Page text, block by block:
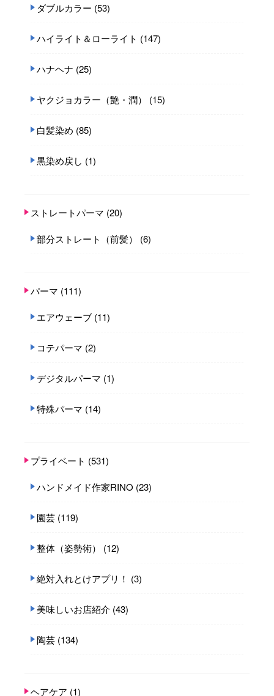
ダブルカラー (53)
ハイライト＆ローライト (147)
ハナヘナ (25)
ヤクジョカラー（艶・潤） (15)
白髪染め (85)
黒染め戻し (1)
ストレートパーマ (20)
部分ストレート（前髪） (6)
パーマ (111)
エアウェーブ (11)
コテパーマ (2)
デジタルパーマ (1)
特殊パーマ (14)
プライベート (531)
ハンドメイド作家RINO (23)
園芸 (119)
整体（姿勢術） (12)
絶対入れとけアプリ！ (3)
美味しいお店紹介 (43)
陶芸 (134)
ヘアケア (1)